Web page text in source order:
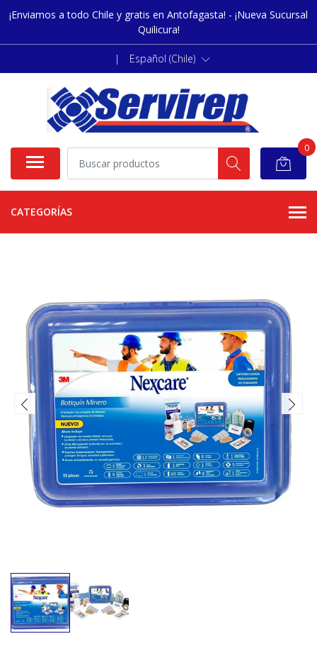
¡Enviamos a todo Chile y gratis en Antofagasta! - ¡Nueva Sucursal
Quilicura!
| Español (Chile)
0
CATEGORÍAS